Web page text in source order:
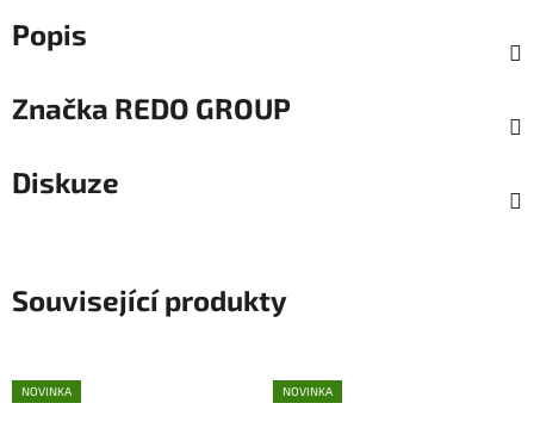
Popis
Značka REDO GROUP
Diskuze
Související produkty
NOVINKA NOVINKA